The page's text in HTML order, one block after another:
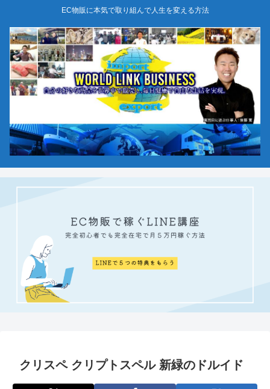
EC物販に本気で取り組んで人生を変える方法
クリスペ クリプトスペル 新緑のドルイド